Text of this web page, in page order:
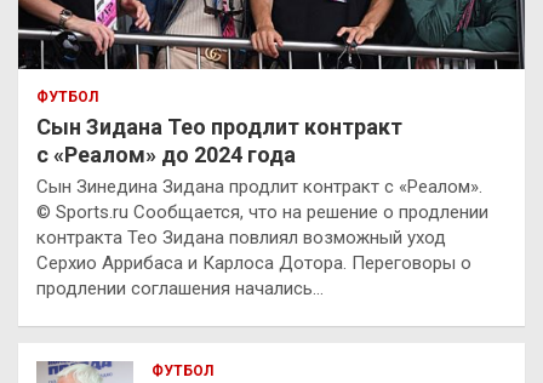
ФУТБОЛ
Сын Зидана Тео продлит контракт
с «Реалом» до 2024 года
Сын Зинедина Зидана продлит контракт с «Реалом».
© Sports.ru Сообщается, что на решение о продлении
контракта Тео Зидана повлиял возможный уход
Серхио Аррибаса и Карлоса Дотора. Переговоры о
продлении соглашения начались…
ФУТБОЛ